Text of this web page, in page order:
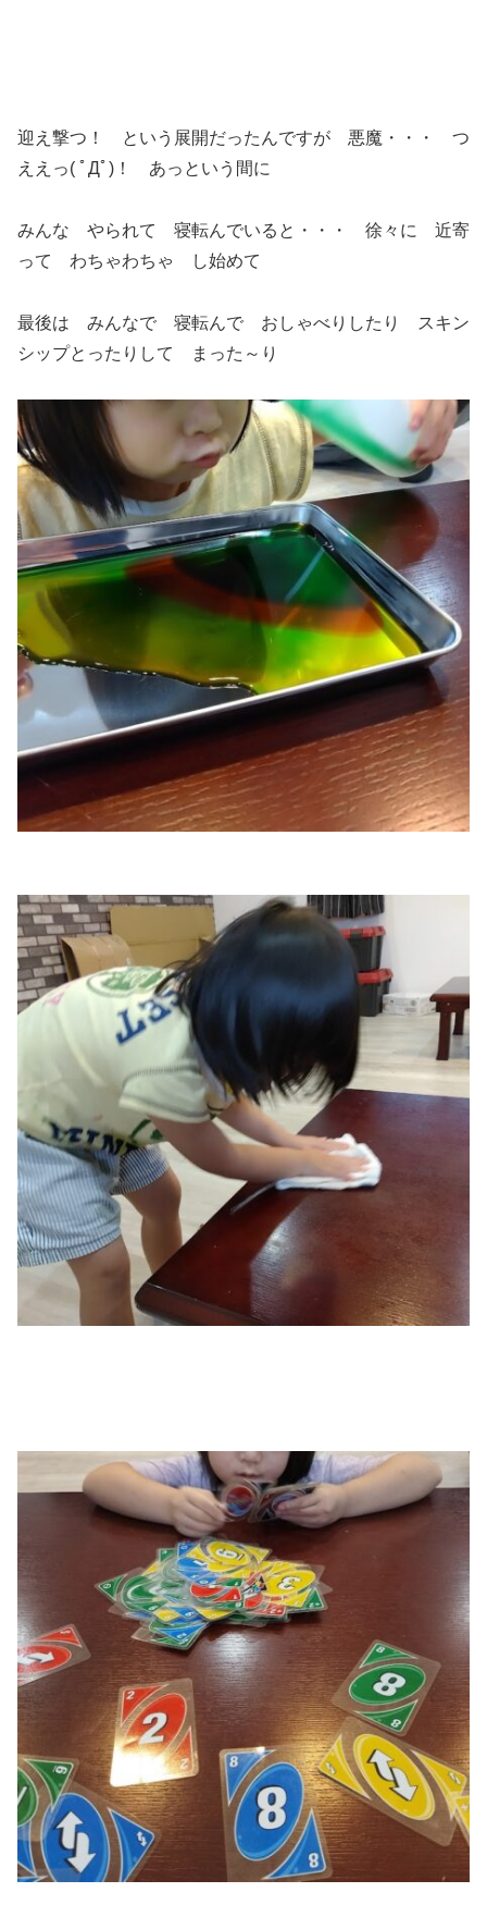
迎え撃つ！ という展開だったんですが 悪魔・・・ つ
ええっ( ﾟДﾟ)！ あっという間に
みんな やられて 寝転んでいると・・・ 徐々に 近寄
って わちゃわちゃ し始めて
最後は みんなで 寝転んで おしゃべりしたり スキン
シップとったりして まった～り